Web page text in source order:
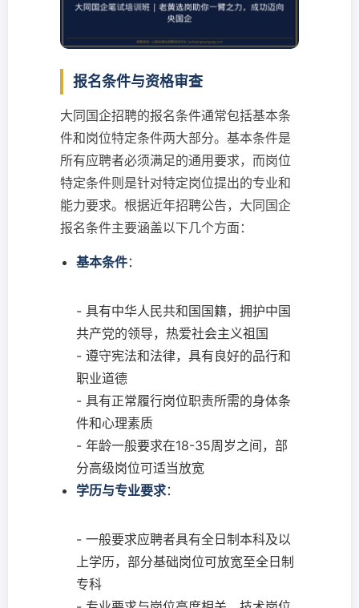
报名条件与资格审查
大同国企招聘的报名条件通常包括基本条
件和岗位特定条件两大部分。基本条件是
所有应聘者必须满足的通用要求，而岗位
特定条件则是针对特定岗位提出的专业和
能力要求。根据近年招聘公告，大同国企
报名条件主要涵盖以下几个方面：
基本条件：
- 具有中华人民共和国国籍，拥护中国
共产党的领导，热爱社会主义祖国
- 遵守宪法和法律，具有良好的品行和
职业道德
- 具有正常履行岗位职责所需的身体条
件和心理素质
- 年龄一般要求在18-35周岁之间，部
分高级岗位可适当放宽
学历与专业要求：
- 一般要求应聘者具有全日制本科及以
上学历，部分基础岗位可放宽至全日制
专科